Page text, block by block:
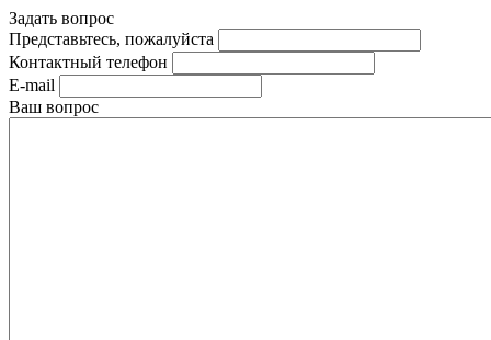
Задать вопрос
Представьтесь, пожалуйста
Контактный телефон
E-mail
Ваш вопрос